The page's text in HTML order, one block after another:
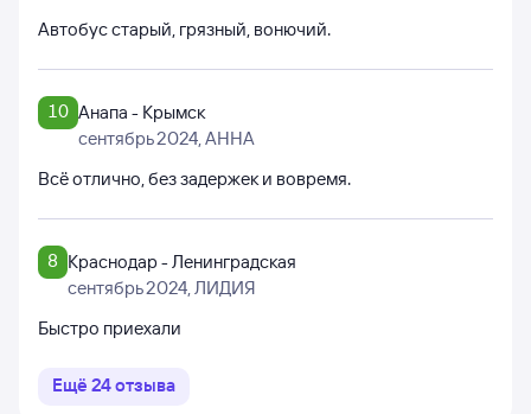
Автобус старый, грязный, вонючий.
10 Анапа - Крымск
сентябрь 2024, АННА
Всё отлично, без задержек и вовремя.
8 Краснодар - Ленинградская
сентябрь 2024, ЛИДИЯ
Быстро приехали
Ещё 24отзыва